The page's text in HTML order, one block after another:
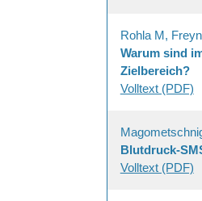
Rohla M,
Warum sind
Zielbereich?
Volltext (PDF)
Blutdruck-
Volltext (PDF)